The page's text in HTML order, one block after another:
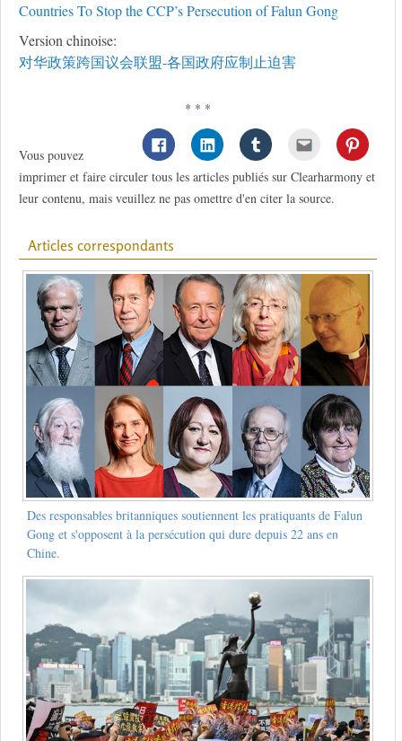
Countries To Stop the CCP’s Persecution of Falun Gong
Version chinoise:
对华政策跨国议会联盟-各国政府应制止迫害
* * *
Vous pouvez
imprimer et faire circuler tous les articles publiés sur Clearharmony et
leur contenu, mais veuillez ne pas omettre d'en citer la source.
Articles correspondants
Des responsables britanniques soutiennent les pratiquants de Falun
Gong et s'opposent à la persécution qui dure depuis 22 ans en
Chine.